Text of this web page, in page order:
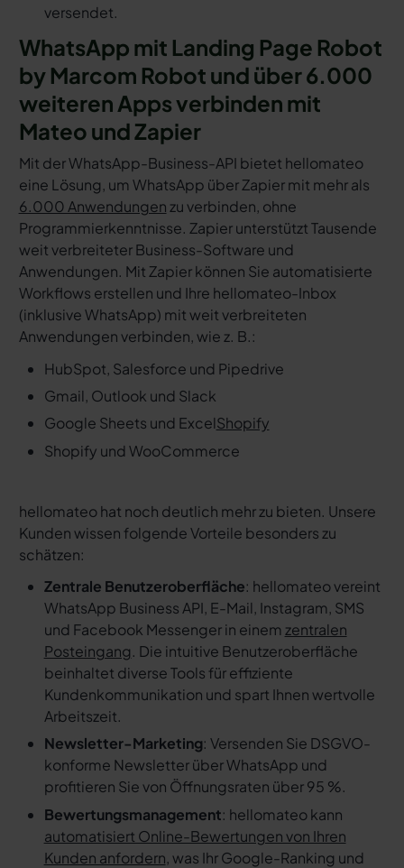
versendet.
WhatsApp mit Landing Page Robot
by Marcom Robot und über 6.000
weiteren Apps verbinden mit
Mateo und Zapier
Mit der WhatsApp-Business-API bietet hellomateo
eine Lösung, um WhatsApp über Zapier mit mehr als
6.000 Anwendungenzu verbinden, ohne
Programmierkenntnisse. Zapier unterstützt Tausende
weit verbreiteter Business-Software und
Anwendungen. Mit Zapier können Sie automatisierte
Workflows erstellen und Ihre hellomateo-Inbox
(inklusive WhatsApp) mit weit verbreiteten
Anwendungen verbinden, wie z. B.:
HubSpot, Salesforce und Pipedrive
Gmail, Outlook und Slack
Google Sheets und ExcelShopify
Shopify und WooCommerce
hellomateo hat noch deutlich mehr zu bieten. Unsere
Kunden wissen folgende Vorteile besonders zu
schätzen:
Zentrale Benutzeroberfläche: hellomateo vereint
WhatsApp Business API, E-Mail, Instagram, SMS
und Facebook Messenger in einem zentralen
Posteingang. Die intuitive Benutzeroberfläche
beinhaltet diverse Tools für effiziente
Kundenkommunikation und spart Ihnen wertvolle
Arbeitszeit.
Newsletter-Marketing: Versenden Sie DSGVO-
konforme Newsletter über WhatsApp und
profitieren Sie von Öffnungsraten über 95 %.
Bewertungsmanagement: hellomateo kann
automatisiert Online-Bewertungen von Ihren
Kunden anfordern, was Ihr Google-Ranking und